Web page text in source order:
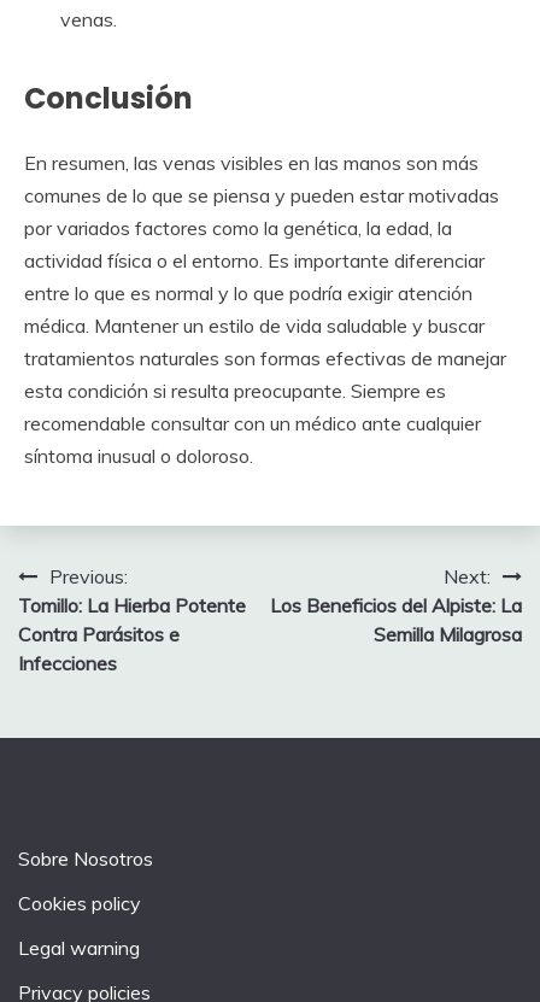
venas.
Conclusión
En resumen, las venas visibles en las manos son más
comunes de lo que se piensa y pueden estar motivadas
por variados factores como la genética, la edad, la
actividad física o el entorno. Es importante diferenciar
entre lo que es normal y lo que podría exigir atención
médica. Mantener un estilo de vida saludable y buscar
tratamientos naturales son formas efectivas de manejar
esta condición si resulta preocupante. Siempre es
recomendable consultar con un médico ante cualquier
síntoma inusual o doloroso.
Post
navigation
Previous:
Tomillo: La Hierba Potente
Contra Parásitos e
Infecciones
Next:
Los Beneficios del Alpiste: La
Semilla Milagrosa
Sobre Nosotros
Cookies policy
Legal warning
Privacy policies